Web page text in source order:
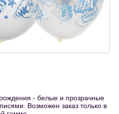
- белые и прозрачные
Возможен заказ только в